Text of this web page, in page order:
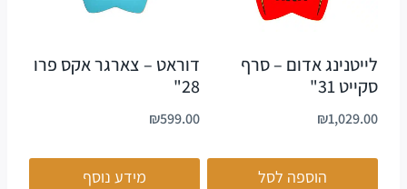
לייטנינג אדום – סרף
סקייט 31"
₪1,029.00
הוספה לסל
דוראט – צארגר אקס פרו
28"
₪599.00
מידע נוסף